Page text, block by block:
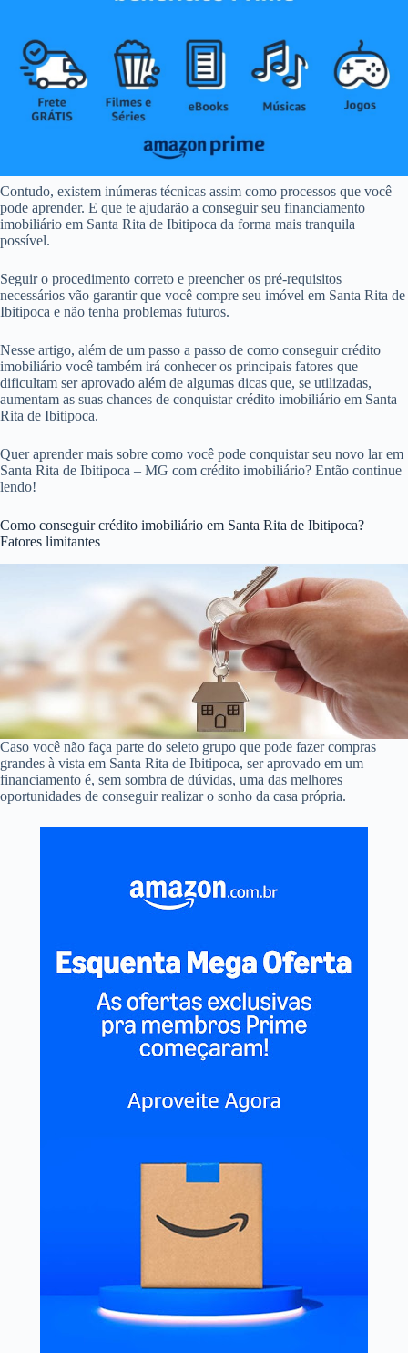
Contudo, existem inúmeras técnicas assim como processos que você
pode aprender. E que te ajudarão a conseguir seu financiamento
imobiliário em Santa Rita de Ibitipoca da forma mais tranquila
possível.
Seguir o procedimento correto e preencher os pré-requisitos
necessários vão garantir que você compre seu imóvel em Santa Rita de
Ibitipoca e não tenha problemas futuros.
Nesse artigo, além de um passo a passo de como conseguir crédito
imobiliário você também irá conhecer os principais fatores que
dificultam ser aprovado além de algumas dicas que, se utilizadas,
aumentam as suas chances de conquistar crédito imobiliário em Santa
Rita de Ibitipoca.
Quer aprender mais sobre como você pode conquistar seu novo lar em
Santa Rita de Ibitipoca – MG com crédito imobiliário? Então continue
lendo!
Como conseguir crédito imobiliário em Santa Rita de Ibitipoca?
Fatores limitantes
Caso você não faça parte do seleto grupo que pode fazer compras
grandes à vista em Santa Rita de Ibitipoca, ser aprovado em um
financiamento é, sem sombra de dúvidas, uma das melhores
oportunidades de conseguir realizar o sonho da casa própria.